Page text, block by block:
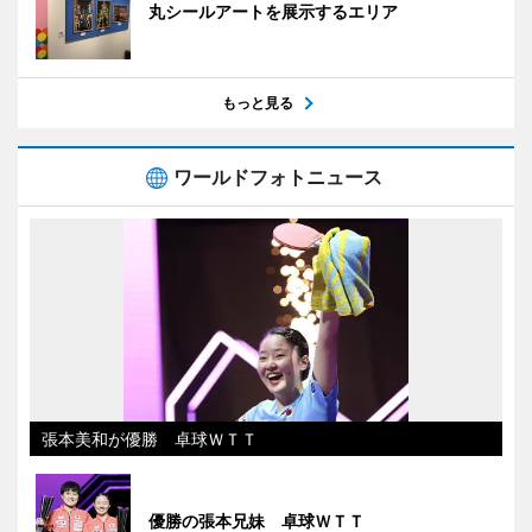
丸シールアートを展示するエリア
もっと見る
ワールドフォトニュース
張本美和が優勝 卓球ＷＴＴ
優勝の張本兄妹 卓球ＷＴＴ